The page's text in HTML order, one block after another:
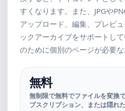
すくなります。また、JPGや
アップロード、編集、プレビ
ックアーカイブをサポートし
のために個別のページが必要な
無料
無制限で無料でファイルを変換
ブスクリプション、または隠れ